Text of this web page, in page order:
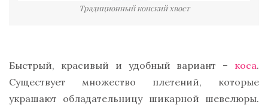
Традиционный конский хвост
Быстрый, красивый и удобный вариант – коса.
Существует множество плетений, которые
украшают обладательницу шикарной шевелюры.